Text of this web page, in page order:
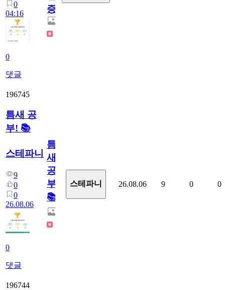
0
04:16
0
댓글
증
196745
틈새 공
부! 📚
스테파니
9
0
0
26.08.06
0
댓글
틈
새
공
부!
📚
스테파니 26.08.06 9 0 0
196744